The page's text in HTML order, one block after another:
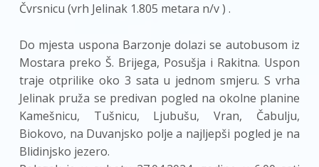
Čvrsnicu (vrh Jelinak 1.805 metara n/v ) .
Do mjesta uspona Barzonje dolazi se autobusom iz
Mostara preko Š. Brijega, Posušja i Rakitna. Uspon
traje otprilike oko 3 sata u jednom smjeru. S vrha
Jelinak pruža se predivan pogled na okolne planine
Kamešnicu, Tušnicu, Ljubušu, Vran, Čabulju,
Biokovo, na Duvanjsko polje a najljepši pogled je na
Blidinjsko jezero.